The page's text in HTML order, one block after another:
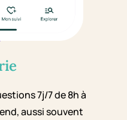
7j/7 de 8h à
aussi souvent